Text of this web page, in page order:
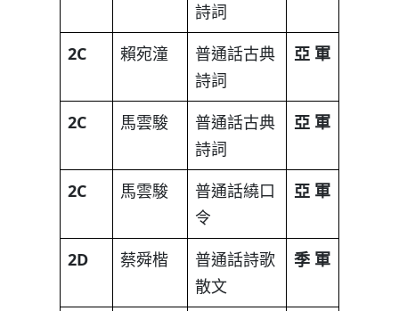
詩詞
2C 賴宛潼
普通話古典
詩詞
亞 軍
2C 馬雲駿
普通話古典
詩詞
亞 軍
2C 馬雲駿
普通話繞口
令
亞 軍
2D 蔡舜楷
普通話詩歌
散文
季 軍